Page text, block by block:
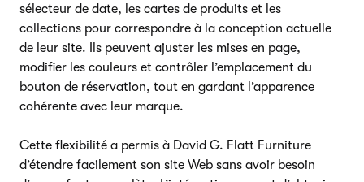
sélecteur de date, les cartes de produits et les
collections pour correspondre à la conception actuelle
de leur site. Ils peuvent ajuster les mises en page,
modifier les couleurs et contrôler l’emplacement du
bouton de réservation, tout en gardant l’apparence
cohérente avec leur marque.
Cette flexibilité a permis à David G. Flatt Furniture
d’étendre facilement son site Web sans avoir besoin